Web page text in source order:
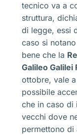
tecnico va a
struttura,
di legge, essi
caso si
bene che la
Galileo Galilei
ottobre, vale
possibile
che in caso di
vecchi dove
permettono di